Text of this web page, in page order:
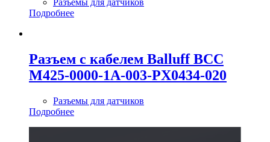
Разъемы для датчиков
Подробнее
Разъем с кабелем Balluff BCC
M425-0000-1A-003-PX0434-020
Разъемы для датчиков
Подробнее